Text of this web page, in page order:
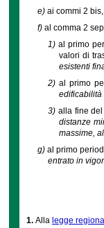
e) ai commi 2
f) al comma 2
1)al primo
valori di
esistenti
2)al primo
edificabilità
3) alla fine
distanze
massime,
g) al primo
entrato in
1. Alla legge